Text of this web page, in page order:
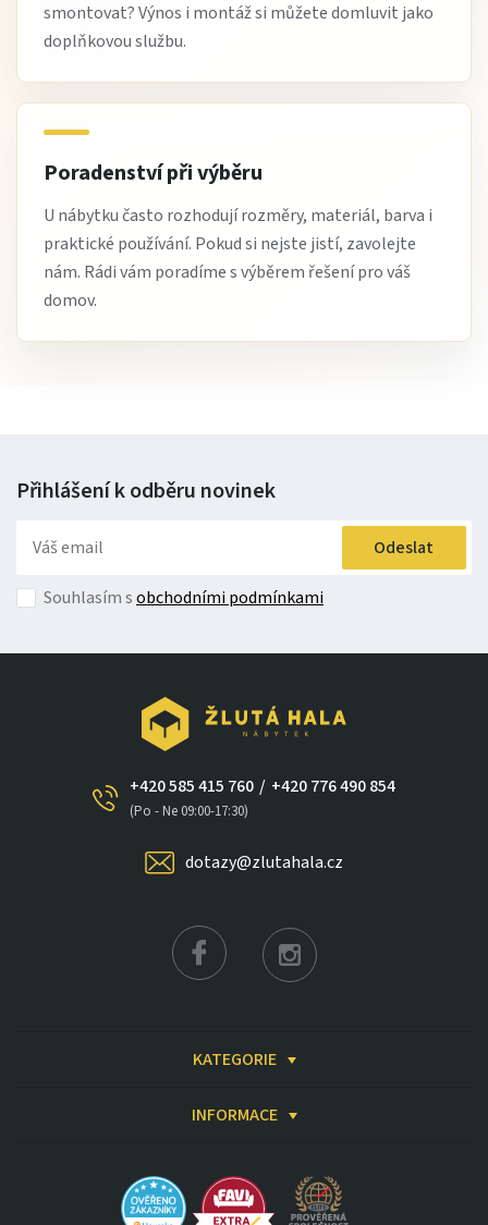
smontovat? Výnos i montáž si můžete domluvit jako
doplňkovou službu.
Poradenství při výběru
U nábytku často rozhodují rozměry, materiál, barva i
praktické používání. Pokud si nejste jistí, zavolejte
nám. Rádi vám poradíme s výběrem řešení pro váš
domov.
Přihlášení k odběru novinek
Odeslat
Souhlasím sobchodními podmínkami
+420 585 415 760
(Po - Ne 09:00-17:30)
/ +420 776 490 854
dotazy@zlutahala.cz
KATEGORIE
INFORMACE
☀️ Slevový kód vám pošleme ihned
🚚 Doprava ZDARMA